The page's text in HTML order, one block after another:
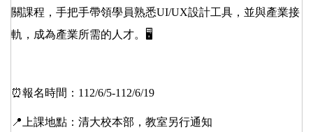
關課程，手把手帶領學員熟悉UI/UX設計工具，並與產業接
軌，成為產業所需的人才。🖥
⏰報名時間：112/6/5-112/6/19
📍上課地點：清大校本部，教室另行通知